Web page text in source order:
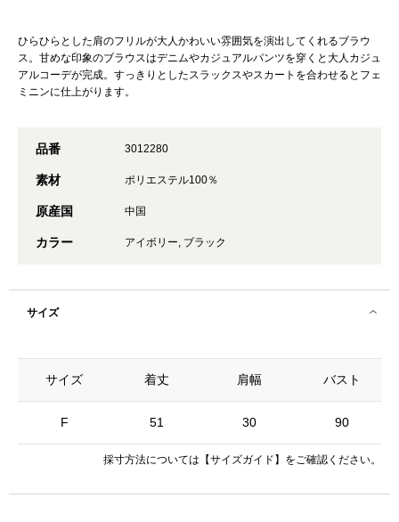
ひらひらとした肩のフリルが大人かわいい雰囲気を演出してくれるブラウ
ス。甘めな印象のブラウスはデニムやカジュアルパンツを穿くと大人カジュ
アルコーデが完成。すっきりとしたスラックスやスカートを合わせるとフェ
ミニンに仕上がります。
品番 3012280
素材 ポリエステル100％
原産国 中国
カラー アイボリー, ブラック
サイズ
サイズ
F
着丈 肩幅 バスト
51 30 90
採寸方法については 【サイズガイド】 をご確認ください。